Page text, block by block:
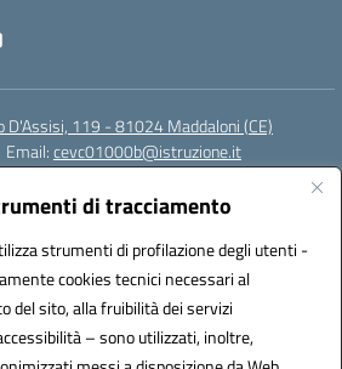
di tracciamento
strumenti di profilazione degli utenti -
cookies tecnici necessari al
del sito, alla fruibilità dei servizi
– sono utilizzati, inoltre,
D'Assisi, 119 - 81024 Maddaloni (CE)
Email:cevc01000b@istruzione.it
(Convitto) - 93044680614 (Scuole
Amministrazioni (IPA): istsc_cevc01000b
ZUT1RT